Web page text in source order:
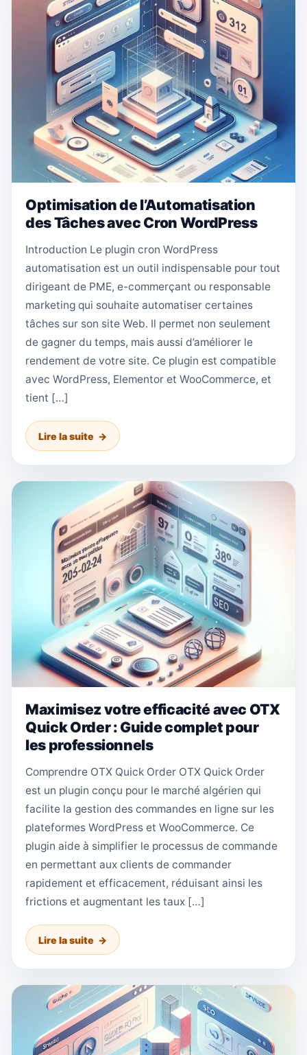
Optimisation de l’Automatisation
des Tâches avec Cron WordPress
Introduction Le plugin cron WordPress
automatisation est un outil indispensable pour tout
dirigeant de PME, e-commerçant ou responsable
marketing qui souhaite automatiser certaines
tâches sur son site Web. Il permet non seulement
de gagner du temps, mais aussi d’améliorer le
rendement de votre site. Ce plugin est compatible
avec WordPress, Elementor et WooCommerce, et
tient […]
Lire la suite
Maximisez votre efficacité avec OTX
Quick Order : Guide complet pour
les professionnels
Comprendre OTX Quick Order OTX Quick Order
est un plugin conçu pour le marché algérien qui
facilite la gestion des commandes en ligne sur les
plateformes WordPress et WooCommerce. Ce
plugin aide à simplifier le processus de commande
en permettant aux clients de commander
rapidement et efficacement, réduisant ainsi les
frictions et augmentant les taux […]
Lire la suite